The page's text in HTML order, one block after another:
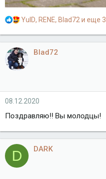
Р
а
к
ц
и
YulD, RENE, Blad72 и еще 3
Blad72
08.12.2020
Поздравляю!! Вы молодцы!
D DARK